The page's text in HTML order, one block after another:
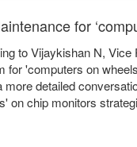
for
to Vijaykishan N,
for 'computers on
detailed
on chip monitors